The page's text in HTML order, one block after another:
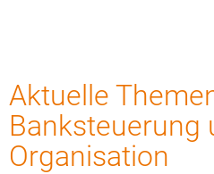
Aktuelle
Banksteuerung
Organisation